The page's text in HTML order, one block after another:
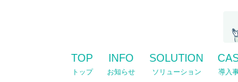
TOP
トップ
INFO
お知らせ
SOLUTION
ソリューション 導入